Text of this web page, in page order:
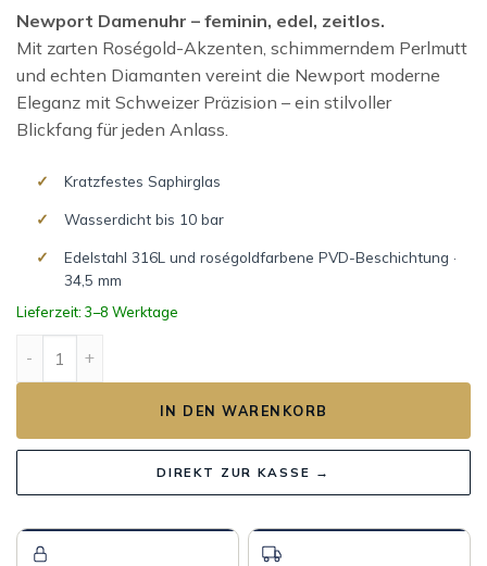
Newport Damenuhr – feminin, edel, zeitlos.
Mit zarten Roségold-Akzenten, schimmerndem Perlmutt
und echten Diamanten vereint die Newport moderne
Eleganz mit Schweizer Präzision – ein stilvoller
Blickfang für jeden Anlass.
Kratzfestes Saphirglas
Wasserdicht bis 10 bar
Edelstahl 316L und roségoldfarbene PVD-Beschichtung ·
34,5 mm
Lieferzeit: 3–8 Werktage
IN DEN WARENKORB
DIREKT ZUR KASSE →